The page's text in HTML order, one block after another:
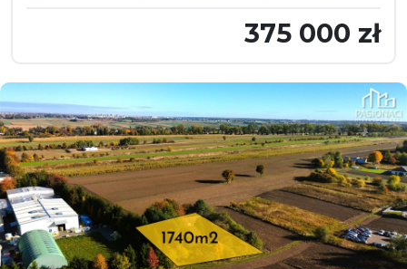
375 000 zł